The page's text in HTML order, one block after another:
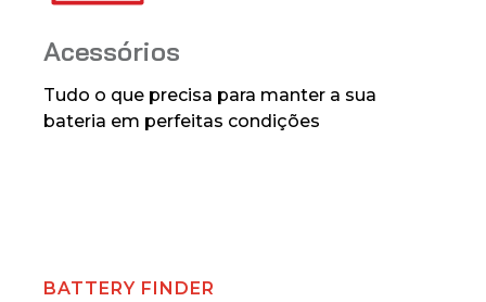
Acessórios
Tudo o que precisa para manter a sua
bateria em perfeitas condições
BATTERY FINDER